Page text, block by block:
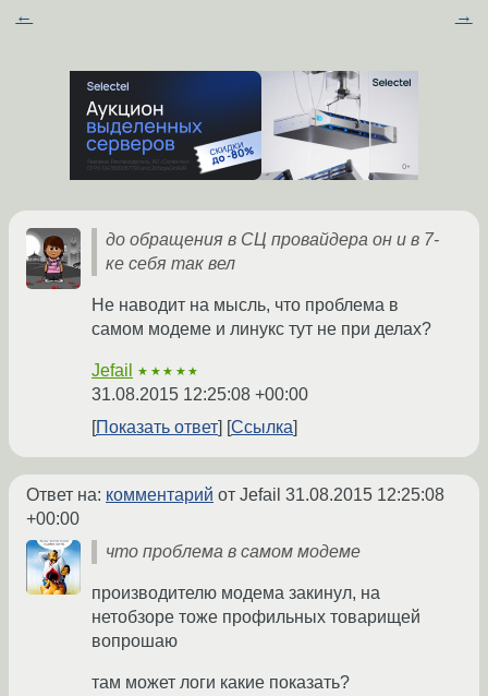
← →
до обращения в СЦ провайдера он и в 7-
ке себя так вел
Не наводит на мысль, что проблема в
самом модеме и линукс тут не при делах?
Jefail ★★★★★
31.08.2015 12:25:08 +00:00
Показать ответ
Ссылка
Ответ на: комментарий от Jefail 31.08.2015 12:25:08
+00:00
что проблема в самом модеме
производителю модема закинул, на
нетобзоре тоже профильных товарищей
вопрошаю
там может логи какие показать?